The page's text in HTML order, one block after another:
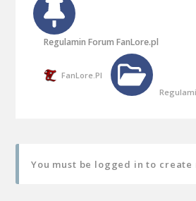
Regulamin Forum FanLore.pl
FanLore.pl
You must be logged in to create